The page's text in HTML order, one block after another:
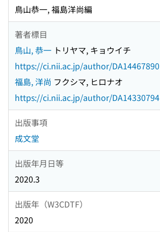
鳥山恭一, 福島洋尚編
著者標目
鳥山, 恭一 トリヤマ, キョウイチ
https://ci.nii.ac.jp/author/DA14467890
福島, 洋尚 フクシマ, ヒロナオ
https://ci.nii.ac.jp/author/DA14330794
出版事項
成文堂
出版年月日等
2020.3
出版年（W3CDTF）
2020